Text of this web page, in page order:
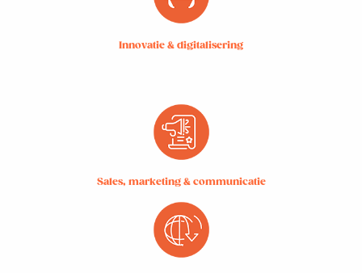
Innovatie & digitalisering
Sales, marketing & communicatie